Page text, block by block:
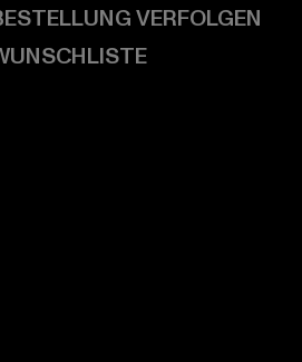
VERFOLGEN